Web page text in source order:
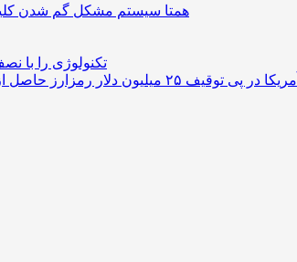
همتا سیستم مشکل گم شدن
تکنولوژی را با
آمریکا در پی توقیف ۲۵ میلیون دلار رمزارز حاصل از کلاهبرداری‌های عاشقانه است